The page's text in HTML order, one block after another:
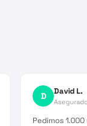
D David L.
Pedimos